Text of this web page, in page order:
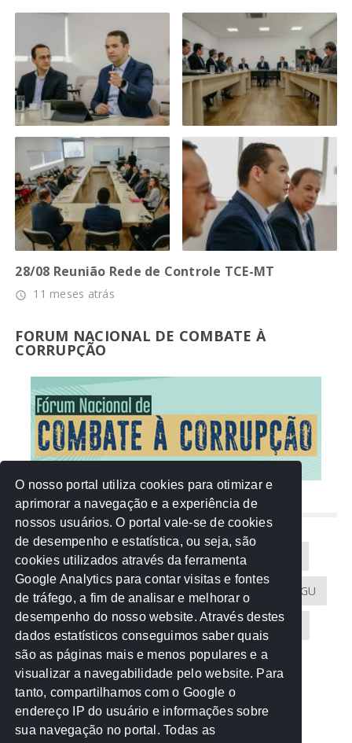
28/08 Reunião Rede de Controle TCE-MT
access_time 11 meses atrás
FORUM NACIONAL DE COMBATE À
CORRUPÇÃO
NUVEM DE TAGS
Acontece na Rede AGU AMM
Atricon Audicom CAU-MT CGU
CREA-MT Eventos MPC-MT MPE-MT
MPF Notícias PF PGE-MT PGR
Receita Federal Sem categoria
TCE-MT TCU TRE
O nosso portal utiliza cookies para otimizar e
aprimorar a navegação e a experiência de
nossos usuários. O portal vale-se de cookies
de desempenho e estatística, ou seja, são
cookies utilizados através da ferramenta
Google Analytics para contar visitas e fontes
de tráfego, a fim de analisar e melhorar o
desempenho do nosso website. Através destes
dados estatísticos conseguimos saber quais
são as páginas mais e menos populares e a
visualizar a navegabilidade pelo website. Para
tanto, compartilhamos com o Google o
endereço IP do usuário e informações sobre
sua navegação no portal. Todas as